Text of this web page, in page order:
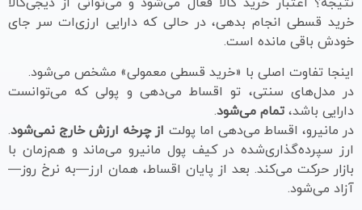
خرید قسطی انجام بدهی، در حالی که دارایی ارزی‌ات سر جای
خودش باقی مانده است.
اینجا تفاوت اصلی با «خرید قسطی معمولی» مشخص می‌شود.
در مدل‌های سنتی، تو اقساط می‌دهی و پولی که می‌توانست
دارایی باشد، تمام می‌شود.
در مانیرو، اقساط می‌دهی اما پولت از چرخه ارزش خارج نمی‌شود.
ارز سپرده‌گذاری‌شده در کیف پول مانیرو می‌ماند و هم‌زمان با
بازار حرکت می‌کند. بعد از پایان اقساط، همان ارز—به نرخ روز—
آزاد می‌شود.